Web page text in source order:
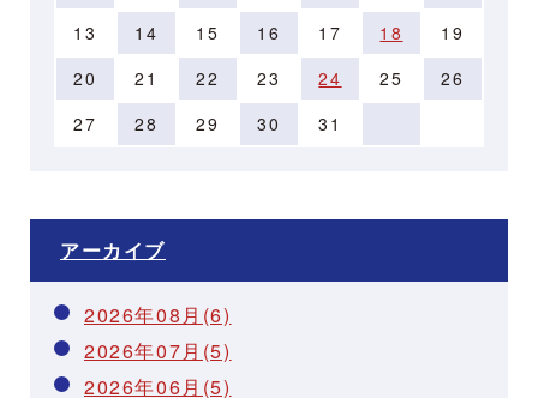
13
14 15 16 17 18
19
20
21 22 23 24 25
26
27
28 29 30 31
アーカイブ
2026年08月(6)
2026年07月(5)
2026年06月(5)